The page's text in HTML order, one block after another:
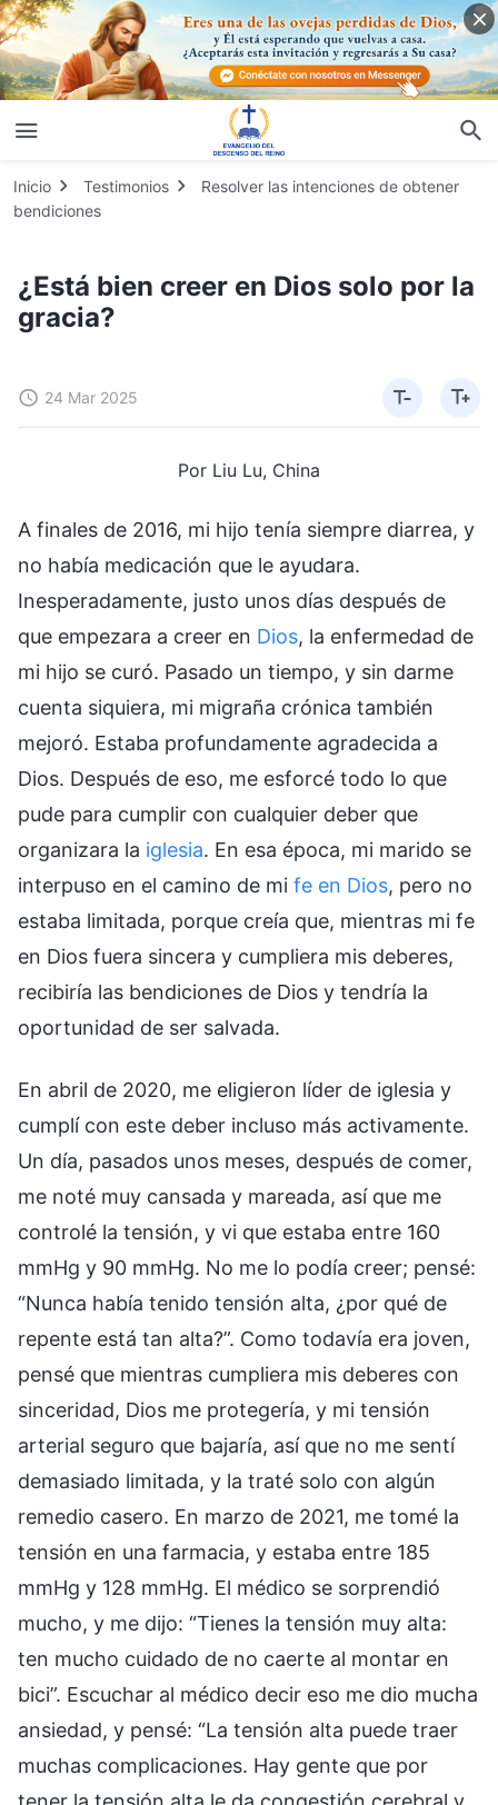
Inicio Testimonios
Resolver las intenciones de obtener
bendiciones
¿Está bien creer en Dios solo por la
gracia?
24 Mar 2025
Por Liu Lu, China
A finales de 2016, mi hijo tenía siempre diarrea, y
no había medicación que le ayudara.
Inesperadamente, justo unos días después de
que empezara a creer en Dios, la enfermedad de
mi hijo se curó. Pasado un tiempo, y sin darme
cuenta siquiera, mi migraña crónica también
mejoró. Estaba profundamente agradecida a
Dios. Después de eso, me esforcé todo lo que
pude para cumplir con cualquier deber que
organizara la iglesia. En esa época, mi marido se
interpuso en el camino de mi fe en Dios, pero no
estaba limitada, porque creía que, mientras mi fe
en Dios fuera sincera y cumpliera mis deberes,
recibiría las bendiciones de Dios y tendría la
oportunidad de ser salvada.
En abril de 2020, me eligieron líder de iglesia y
cumplí con este deber incluso más activamente.
Un día, pasados unos meses, después de comer,
me noté muy cansada y mareada, así que me
controlé la tensión, y vi que estaba entre 160
mmHg y 90 mmHg. No me lo podía creer; pensé:
“Nunca había tenido tensión alta, ¿por qué de
repente está tan alta?”. Como todavía era joven,
pensé que mientras cumpliera mis deberes con
sinceridad, Dios me protegería, y mi tensión
arterial seguro que bajaría, así que no me sentí
demasiado limitada, y la traté solo con algún
remedio casero. En marzo de 2021, me tomé la
tensión en una farmacia, y estaba entre 185
mmHg y 128 mmHg. El médico se sorprendió
mucho, y me dijo: “Tienes la tensión muy alta:
ten mucho cuidado de no caerte al montar en
bici”. Escuchar al médico decir eso me dio mucha
ansiedad, y pensé: “La tensión alta puede traer
muchas complicaciones. Hay gente que por